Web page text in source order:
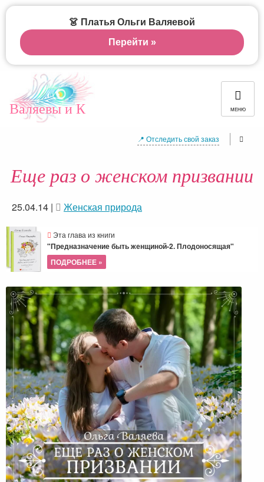
Валяевы и К МЕНЮ
📍 Отследить свой заказ
Еще раз о женском призвании
25.04.14 | Женская природа
Эта глава из книги
"Предназначение быть женщиной-2. Плодоносящая"
ПОДРОБНЕЕ »
👗 Платья Ольги Валяевой
Перейти »